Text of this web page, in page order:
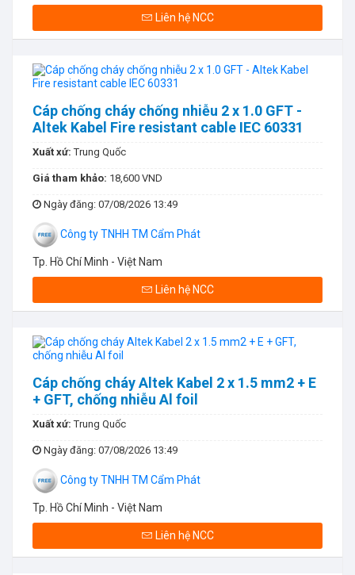
Liên hệ NCC
Cáp chống cháy chống nhiễu 2 x 1.0 GFT -
Altek Kabel Fire resistant cable IEC 60331
Xuất xứ:Trung Quốc
Giá tham khảo: 18,600 VND
Ngày đăng: 07/08/2026 13:49
Công ty TNHH TM Cẩm Phát
Tp. Hồ Chí Minh - Việt Nam
Liên hệ NCC
Cáp chống cháy Altek Kabel 2 x 1.5 mm2 + E
+ GFT, chống nhiễu Al foil
Xuất xứ:Trung Quốc
Ngày đăng: 07/08/2026 13:49
Công ty TNHH TM Cẩm Phát
Tp. Hồ Chí Minh - Việt Nam
Liên hệ NCC